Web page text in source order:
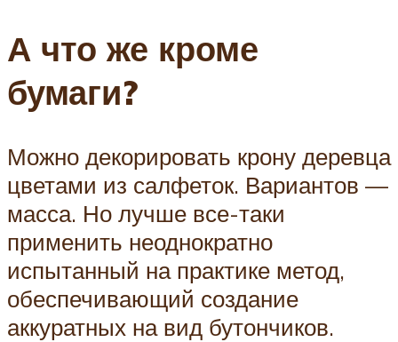
А что же кроме
бумаги?
Можно декорировать крону деревца
цветами из салфеток. Вариантов —
масса. Но лучше все-таки
применить неоднократно
испытанный на практике метод,
обеспечивающий создание
аккуратных на вид бутончиков.